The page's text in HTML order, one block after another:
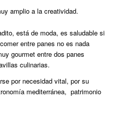
amplio a la creatividad.
está de moda, es saludable si
entre panes no es nada
gourmet entre dos panes
culinarias.
por necesidad vital, por su
mediterránea, patrimonio